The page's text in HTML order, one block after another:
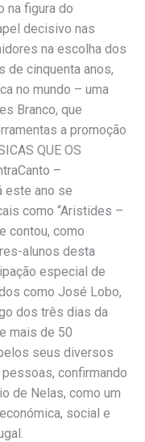
na figura do
decisivo nas
na escolha dos
de cinquenta anos,
no mundo – uma
Branco, que
a promoção
QUE OS
–
este ano se
como “Aristides –
contou, como
alunos desta
especial de
como José Lobo,
dos três dias da
mais de 50
seus diversos
confirmando
de Nelas, como um
social e